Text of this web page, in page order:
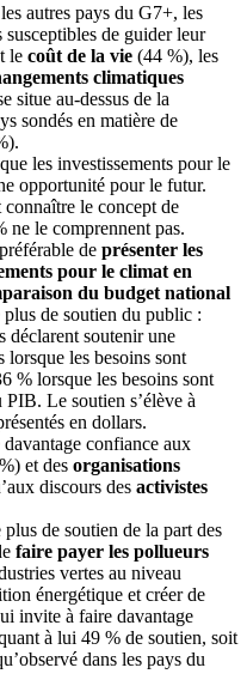
autres pays du G7+, les
susceptibles de guider leur
le coût de la vie (44 %), les
climatiques
situe au-dessus de la
sondés en matière de
les investissements pour le
opportunité pour le futur.
connaître le concept de
le comprennent pas.
de présenter les
pour le climat en
du budget national
de soutien du public :
déclarent soutenir une
lorsque les besoins sont
% lorsque les besoins sont
PIB. Le soutien s’élève à
en dollars.
confiance aux
et des organisations
discours des activistes
de soutien de la part des
faire payer les pollueurs
vertes au niveau
énergétique et créer de
invite à faire davantage
à lui 49 % de soutien, soit
dans les pays du